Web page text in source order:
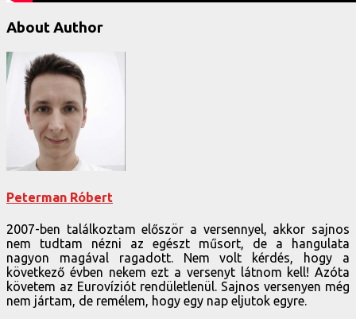
About Author
Peterman Róbert
2007-ben találkoztam először a versennyel, akkor sajnos
nem tudtam nézni az egészt műsort, de a hangulata
nagyon magával ragadott. Nem volt kérdés, hogy a
következő évben nekem ezt a versenyt látnom kell! Azóta
követem az Eurovíziót rendületlenül. Sajnos versenyen még
nem jártam, de remélem, hogy egy nap eljutok egyre.